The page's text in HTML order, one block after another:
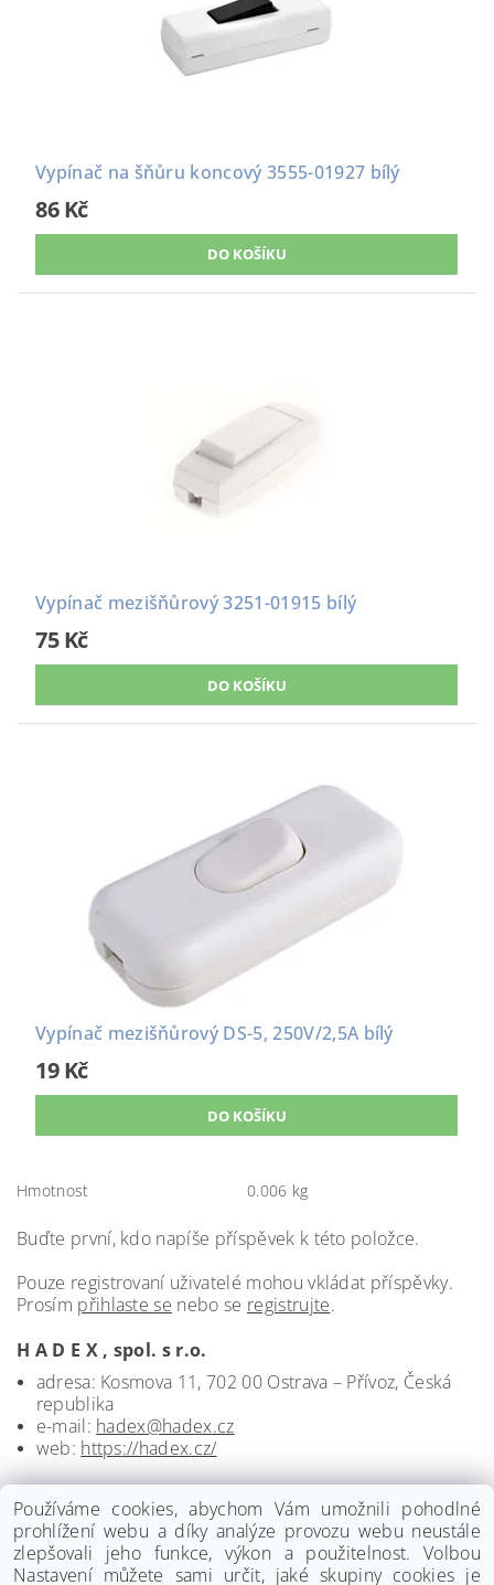
Vypínač na šňůru koncový 3555-01927 bílý
86 Kč
Vypínač mezišňůrový 3251-01915 bílý
75 Kč
Vypínač mezišňůrový DS-5, 250V/2,5A bílý
19 Kč
Hmotnost 0.006 kg
Buďte první, kdo napíše příspěvek k této položce.
Pouze registrovaní uživatelé mohou vkládat příspěvky.
Prosím přihlaste se nebo se registrujte.
H A D E X , spol. s r.o.
adresa: Kosmova 11, 702 00 Ostrava – Přívoz, Česká
republika
e-mail: hadex@hadex.cz
web: https://hadex.cz/
Používáme cookies, abychom Vám umožnili pohodlné
prohlížení webu a díky analýze provozu webu neustále
zlepšovali jeho funkce, výkon a použitelnost. Volbou
Nastavení můžete sami určit, jaké skupiny cookies je